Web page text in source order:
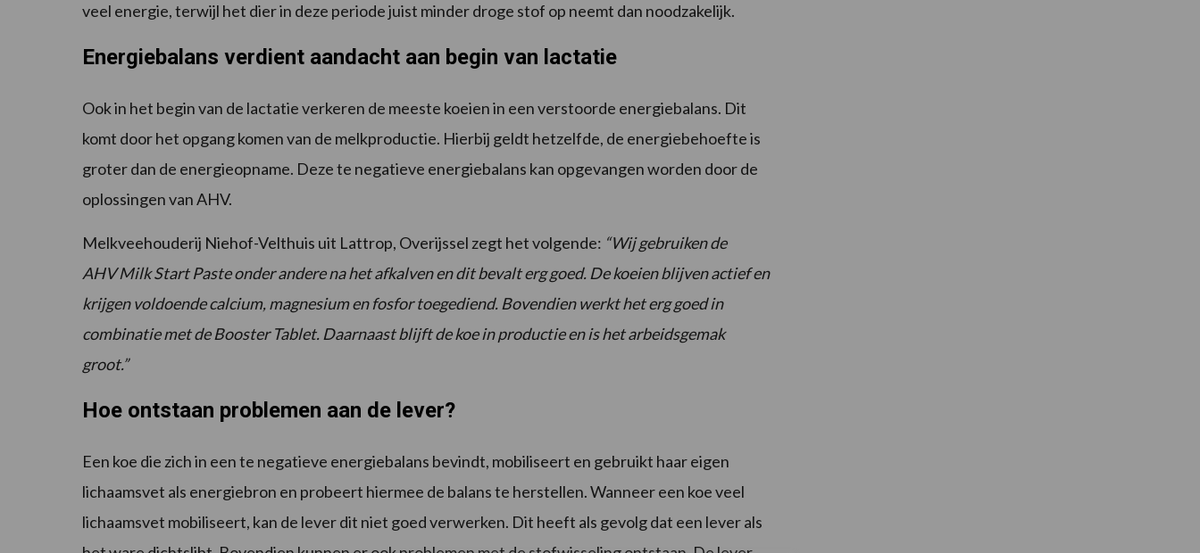
veel energie, terwijl het dier in deze periode juist minder droge stof op neemt dan noodzakelijk.
Energiebalans verdient aandacht aan begin van lactatie
Ook in het begin van de lactatie verkeren de meeste koeien in een verstoorde energiebalans. Dit
komt door het opgang komen van de melkproductie. Hierbij geldt hetzelfde, de energiebehoefte is
groter dan de energieopname. Deze te negatieve energiebalans kan opgevangen worden door de
oplossingen van AHV.
Melkveehouderij Niehof-Velthuis uit Lattrop, Overijssel zegt het volgende: “Wij gebruiken de
AHV Milk Start Paste onder andere na het afkalven en dit bevalt erg goed. De koeien blijven actief en
krijgen voldoende calcium, magnesium en fosfor toegediend. Bovendien werkt het erg goed in
combinatie met de Booster Tablet. Daarnaast blijft de koe in productie en is het arbeidsgemak
groot.”
Hoe ontstaan problemen aan de lever?
Een koe die zich in een te negatieve energiebalans bevindt, mobiliseert en gebruikt haar eigen
lichaamsvet als energiebron en probeert hiermee de balans te herstellen. Wanneer een koe veel
lichaamsvet mobiliseert, kan de lever dit niet goed verwerken. Dit heeft als gevolg dat een lever als